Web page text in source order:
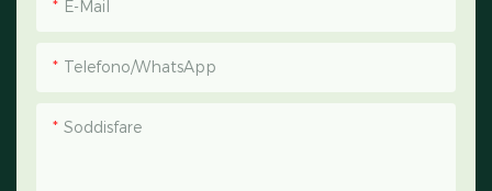
E-Mail
Telefono/WhatsApp
Soddisfare